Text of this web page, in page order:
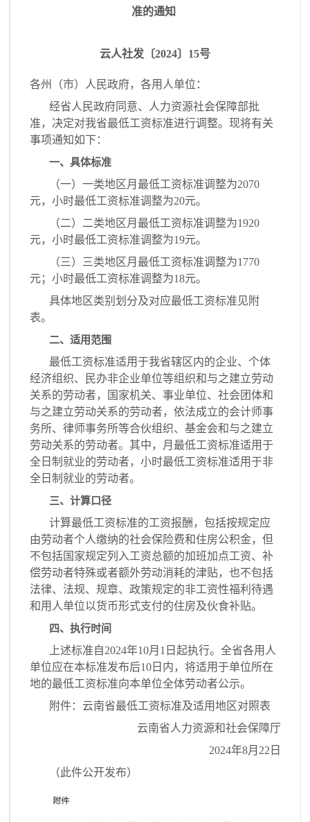
准的通知
云人社发〔2024〕15号
各州（市）人民政府，各用人单位：
经省人民政府同意、人力资源社会保障部批
准，决定对我省最低工资标准进行调整。现将有关
事项通知如下：
一、具体标准
（一）一类地区月最低工资标准调整为2070
元，小时最低工资标准调整为20元。
（二）二类地区月最低工资标准调整为1920
元，小时最低工资标准调整为19元。
（三）三类地区月最低工资标准调整为1770
元；小时最低工资标准调整为18元。
具体地区类别划分及对应最低工资标准见附
表。
二、适用范围
最低工资标准适用于我省辖区内的企业、个体
经济组织、民办非企业单位等组织和与之建立劳动
关系的劳动者，国家机关、事业单位、社会团体和
与之建立劳动关系的劳动者，依法成立的会计师事
务所、律师事务所等合伙组织、基金会和与之建立
劳动关系的劳动者。其中，月最低工资标准适用于
全日制就业的劳动者，小时最低工资标准适用于非
全日制就业的劳动者。
三、计算口径
计算最低工资标准的工资报酬，包括按规定应
由劳动者个人缴纳的社会保险费和住房公积金，但
不包括国家规定列入工资总额的加班加点工资、补
偿劳动者特殊或者额外劳动消耗的津贴，也不包括
法律、法规、规章、政策规定的非工资性福利待遇
和用人单位以货币形式支付的住房及伙食补贴。
四、执行时间
上述标准自2024年10月1日起执行。全省各用人
单位应在本标准发布后10日内，将适用于单位所在
地的最低工资标准向本单位全体劳动者公示。
附件：云南省最低工资标准及适用地区对照表
云南省人力资源和社会保障厅
2024年8月22日
（此件公开发布）